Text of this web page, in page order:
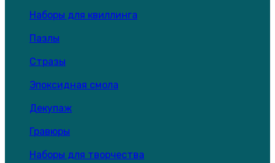
Наборы для квиллинга
Пазлы
Стразы
Эпоксидная смола
Декупаж
Гравюры
Наборы для творчества